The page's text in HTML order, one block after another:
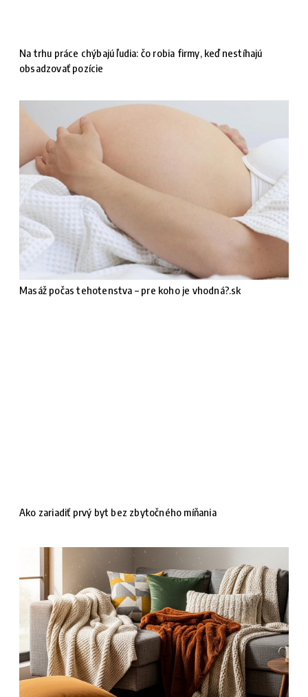
Na trhu práce chýbajú ľudia: čo robia firmy, keď nestíhajú
obsadzovať pozície
Masáž počas tehotenstva – pre koho je vhodná?.sk
Ako zariadiť prvý byt bez zbytočného míňania